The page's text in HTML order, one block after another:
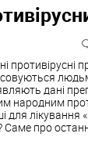
противірусні
дані
народним
лікування
про